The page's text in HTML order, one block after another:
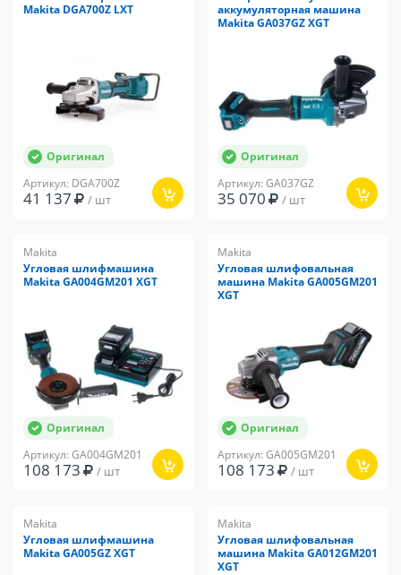
Makita DGA700Z LXT
Оригинал
Артикул: DGA700Z
41 137 / шт
аккумуляторная машина
Makita GA037GZ XGT
Оригинал
Артикул: GA037GZ
35 070 / шт
Makita
Угловая шлифмашина
Makita GA004GM201 XGT
Оригинал
Артикул: GA004GM201
108 173 / шт
Makita
Угловая шлифовальная
машина Makita GA005GM201
XGT
Оригинал
Артикул: GA005GM201
108 173 / шт
Makita
Угловая шлифмашина
Makita GA005GZ XGT
Makita
Угловая шлифовальная
машина Makita GA012GM201
XGT